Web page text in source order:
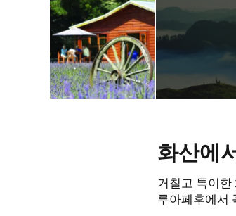
화산에
거칠고 특이한
루아페후에서